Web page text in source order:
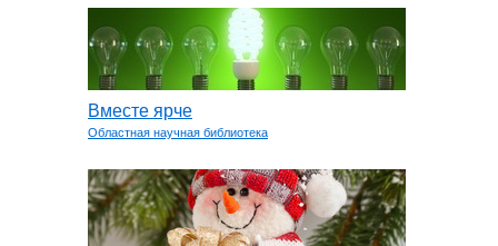
Вместе ярче
Областная научная библиотека